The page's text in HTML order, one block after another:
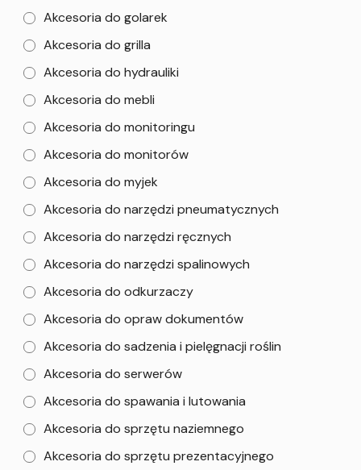
Akcesoria do golarek
Akcesoria do grilla
Akcesoria do hydrauliki
Akcesoria do mebli
Akcesoria do monitoringu
Akcesoria do monitorów
Akcesoria do myjek
Akcesoria do narzędzi pneumatycznych
Akcesoria do narzędzi ręcznych
Akcesoria do narzędzi spalinowych
Akcesoria do odkurzaczy
Akcesoria do opraw dokumentów
Akcesoria do sadzenia i pielęgnacji roślin
Akcesoria do serwerów
Akcesoria do spawania i lutowania
Akcesoria do sprzętu naziemnego
Akcesoria do sprzętu prezentacyjnego